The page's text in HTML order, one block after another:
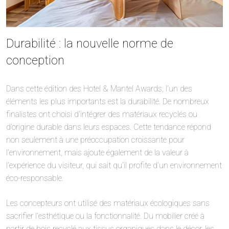
Durabilité : la nouvelle norme de
conception
Dans cette édition des Hotel & Mantel Awards, l’un des
éléments les plus importants est la durabilité. De nombreux
finalistes ont choisi d’intégrer des matériaux recyclés ou
d’origine durable dans leurs espaces. Cette tendance répond
non seulement à une préoccupation croissante pour
l’environnement, mais ajoute également de la valeur à
l’expérience du visiteur, qui sait qu’il profite d’un environnement
éco-responsable.
Les concepteurs ont utilisé des matériaux écologiques sans
sacrifier l’esthétique ou la fonctionnalité. Du mobilier créé à